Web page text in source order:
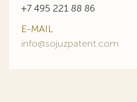
+7 495 221 88 86
E-MAIL
info@sojuzpatent.com